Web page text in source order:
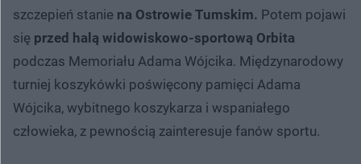
szczepień stanie na Ostrowie Tumskim. Potem pojawi
się przed halą widowiskowo-sportową Orbita
podczas Memoriału Adama Wójcika. Międzynarodowy
turniej koszykówki poświęcony pamięci Adama
Wójcika, wybitnego koszykarza i wspaniałego
człowieka, z pewnością zainteresuje fanów sportu.